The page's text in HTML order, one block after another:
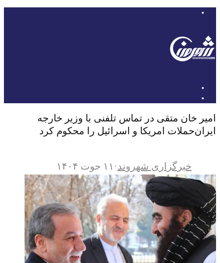
امیر خان متقی در تماس تلفنی با وزیر خارجه
ایران‌حملات امریکا و اسرائیل را محکوم کرد
خبرگزاری شهروند· ۱۱ حوت ۱۴۰۴